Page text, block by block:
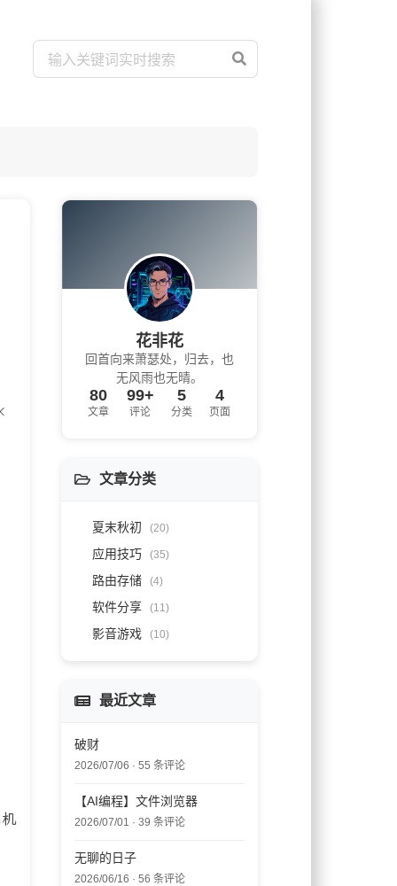
花非花
回首向来萧瑟处，归去，也
无风雨也无晴。
80
文章
99+
评论
5
分类
4
页面
文章分类
夏末秋初 (20)
应用技巧 (35)
路由存储 (4)
软件分享 (11)
影音游戏 (10)
最近文章
破财
2026/07/06 · 55 条评论
【AI编程】文件浏览器
2026/07/01 · 39 条评论
无聊的日子
2026/06/16 · 56 条评论